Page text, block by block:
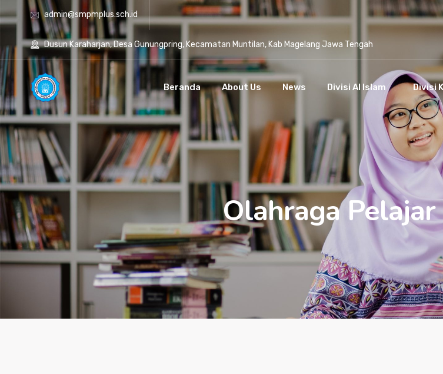
admin@smpmplus.sch.id
Dusun Karaharjan, Desa Gunungpring, Kecamatan Muntilan, Kab Magelang Jawa Tengah
Beranda About Us News Divisi Al Islam Divisi
Olahraga